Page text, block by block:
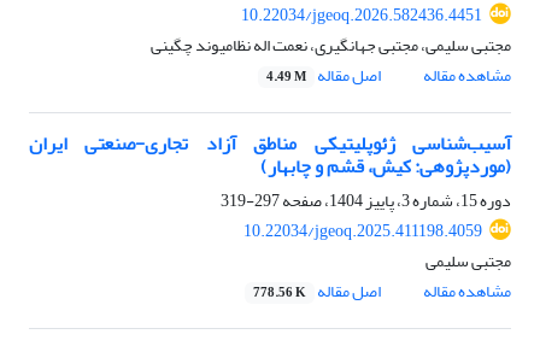
10.22034/jgeoq.2026.582436.4451
مجتبی سلیمی، مجتبی جهانگیری، نعمت اله نظامیوند چگینی
مشاهده مقاله
اصل مقاله 4.49 M
آسیب‌شناسی ژئوپلیتیکی مناطق آزاد تجاری-صنعتی ایران
(موردپژوهی: کیش، قشم و چابهار)
دوره 15، شماره 3، پاییز 1404، صفحه
297-319
10.22034/jgeoq.2025.411198.4059
مجتبی سلیمی
مشاهده مقاله
اصل مقاله 778.56 K